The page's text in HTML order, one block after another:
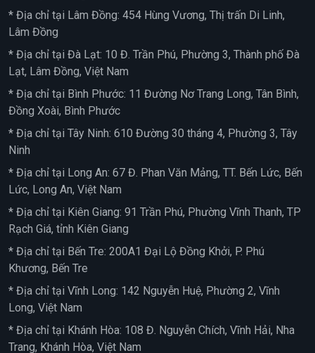
* Địa chỉ tại Lâm Đồng: 454 Hùng Vương, Thị trấn Di Linh,
Lâm Đồng
* Địa chỉ tại Đà Lạt: 10 Đ. Trần Phú, Phường 3, Thành phố Đà
Lạt, Lâm Đồng, Việt Nam
* Địa chỉ tại Bình Phước: 11 Đường Nơ Trang Long, Tân Bình,
Đồng Xoài, Bình Phước
* Địa chỉ tại Tây Ninh: 610 Đường 30 tháng 4, Phường 3, Tây
Ninh
* Địa chỉ tại Long An: 67 Đ. Phan Văn Mảng, TT. Bến Lức, Bến
Lức, Long An, Việt Nam
* Địa chỉ tại Kiên Giang: 91 Trần Phú, Phường Vĩnh Thanh, TP
Rạch Giá, tỉnh Kiên Giang
* Địa chỉ tại Bến Tre: 200A1 Đại Lộ Đồng Khởi, P. Phú
Khương, Bến Tre
* Địa chỉ tại Vĩnh Long: 142 Nguyễn Huệ, Phường 2, Vĩnh
Long, Việt Nam
* Địa chỉ tại Khánh Hòa: 108 Đ. Nguyễn Chích, Vĩnh Hải, Nha
Trang, Khánh Hòa, Việt Nam